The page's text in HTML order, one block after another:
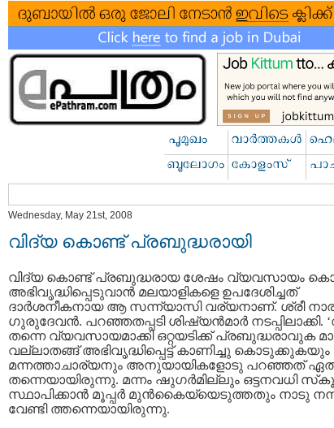
Wednesday, May 21st, 2008
വിദ്യ കൊണ്ട്‌ പ്രബുദ്ധരായി
വിദ്യ കൊണ്ട്‌ പ്രബുദ്ധരായ ശേഷം വ്യവസായം
അഭിവൃദ്ധിപ്പെടുവാന്‍ മലയാളികളെ ഉപദേശിച്ചത്‌
ദാര്‍ശനീകനായ ആ സന്ന്യാസി വര്യനാണ്‌. ശ്രീ
ഗുരുദേവന്‍. പറഞ്ഞതപ്പടി ശിഷ്യന്‍മാര്‍ നടപ്പിലാക്കി.
തന്നെ വ്യവസായമാക്കി ഒറ്റയടിക്ക്‌ പ്രബുദ്ധരാവുക
വല്ലാതങ്ങ്‌ അഭിവൃദ്ധിപ്പെട്ട്‌ കാണിച്ചു
മന്നത്താചാര്യനും അനുയായികളോടു പറഞ്ഞത്‌
തന്നെയായിരുന്നു. മന്നം ഷുഗര്‍മില്ലും ഒട്ടനവധി
സ്ഥാപിക്കാന്‍ മൂപ്പര്‍ മുന്‍കൈയ്യെടുത്തതും നാടു
വേണ്ടി ത്തന്നെയായിരുന്നു.